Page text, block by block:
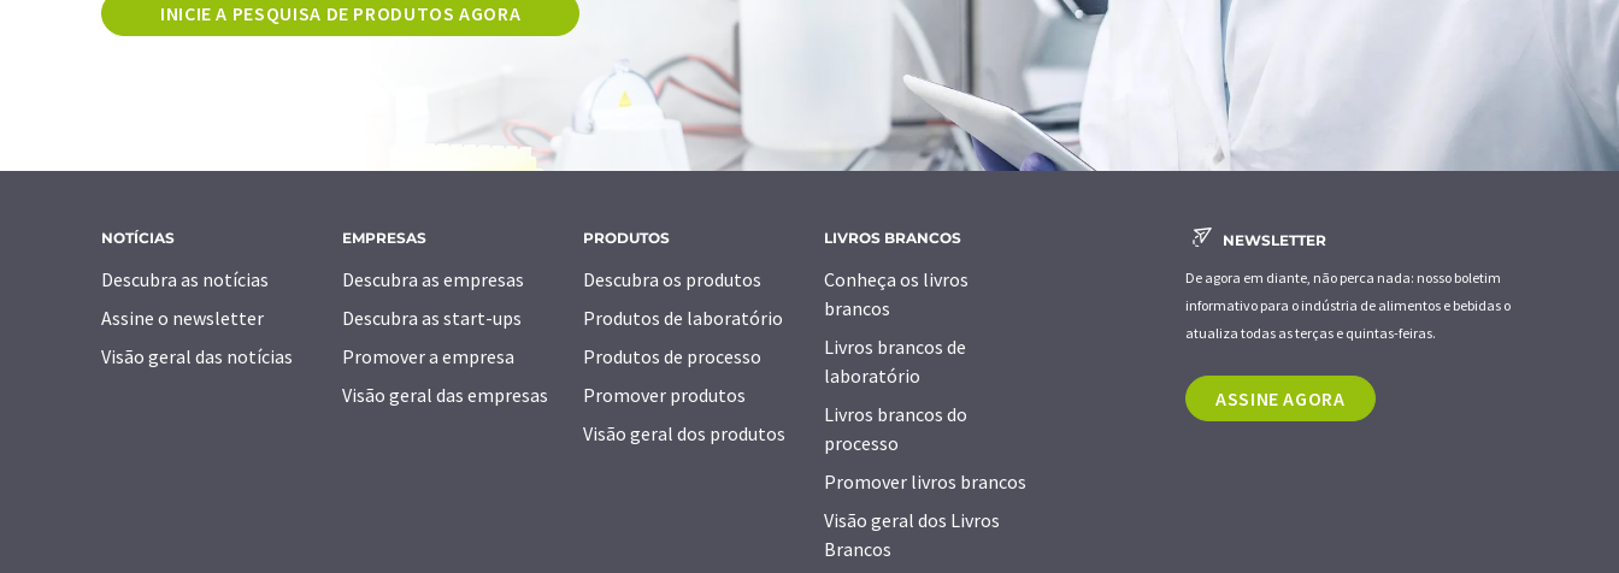
INICIE A PESQUISA DE PRODUTOS AGORA
NOTÍCIAS
Descubra as notícias
Assine o newsletter
Visão geral das notícias
EMPRESAS
Descubra as empresas
Descubra as start-ups
Promover a empresa
Visão geral das empresas
PRODUTOS
Descubra os produtos
Produtos de laboratório
Produtos de processo
Promover produtos
Visão geral dos produtos
LIVROS BRANCOS
Conheça os livros
brancos
Livros brancos de
laboratório
Livros brancos do
processo
Promover livros brancos
Visão geral dos Livros
Brancos
NEWSLETTER
De agora em diante, não perca nada: nosso boletim
informativo para o indústria de alimentos e bebidas o
atualiza todas as terças e quintas-feiras.
ASSINE AGORA